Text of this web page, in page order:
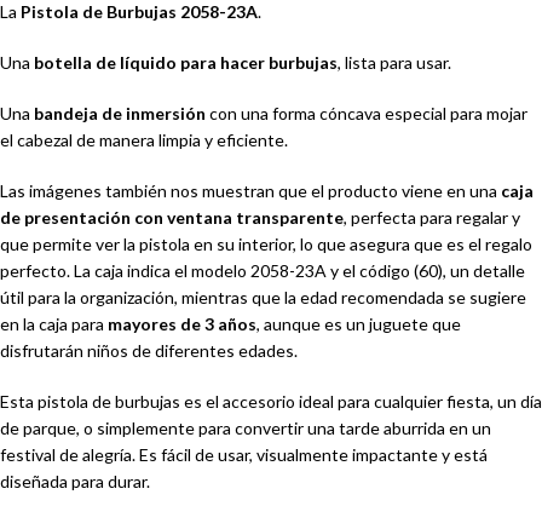
La Pistola de Burbujas 2058-23A.
Una botella de líquido para hacer burbujas, lista para usar.
Una bandeja de inmersión con una forma cóncava especial para mojar
el cabezal de manera limpia y eficiente.
Las imágenes también nos muestran que el producto viene en una caja
de presentación con ventana transparente, perfecta para regalar y
que permite ver la pistola en su interior, lo que asegura que es el regalo
perfecto. La caja indica el modelo 2058-23A y el código (60), un detalle
útil para la organización, mientras que la edad recomendada se sugiere
en la caja para mayores de 3 años, aunque es un juguete que
disfrutarán niños de diferentes edades.
Esta pistola de burbujas es el accesorio ideal para cualquier fiesta, un día
de parque, o simplemente para convertir una tarde aburrida en un
festival de alegría. Es fácil de usar, visualmente impactante y está
diseñada para durar.